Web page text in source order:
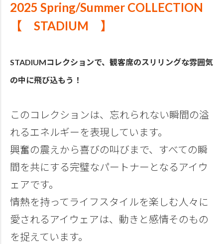
2025 Spring/Summer COLLECTION
【 STADIUM 】
STADIUMコレクションで、観客席のスリリングな雰囲気
の中に飛び込もう！
このコレクションは、忘れられない瞬間の溢
れるエネルギーを表現しています。
興奮の震えから喜びの叫びまで、すべての瞬
間を共にする完璧なパートナーとなるアイウ
ェアです。
情熱を持ってライフスタイルを楽しむ人々に
愛されるアイウェアは、動きと感情そのもの
を捉えています。